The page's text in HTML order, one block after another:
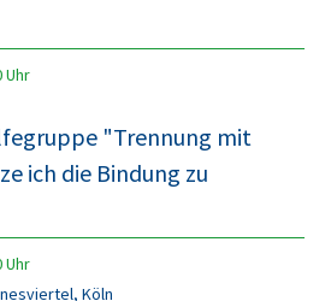
Uhr
"Trennung mit
ich die Bindung zu
Uhr
Köln